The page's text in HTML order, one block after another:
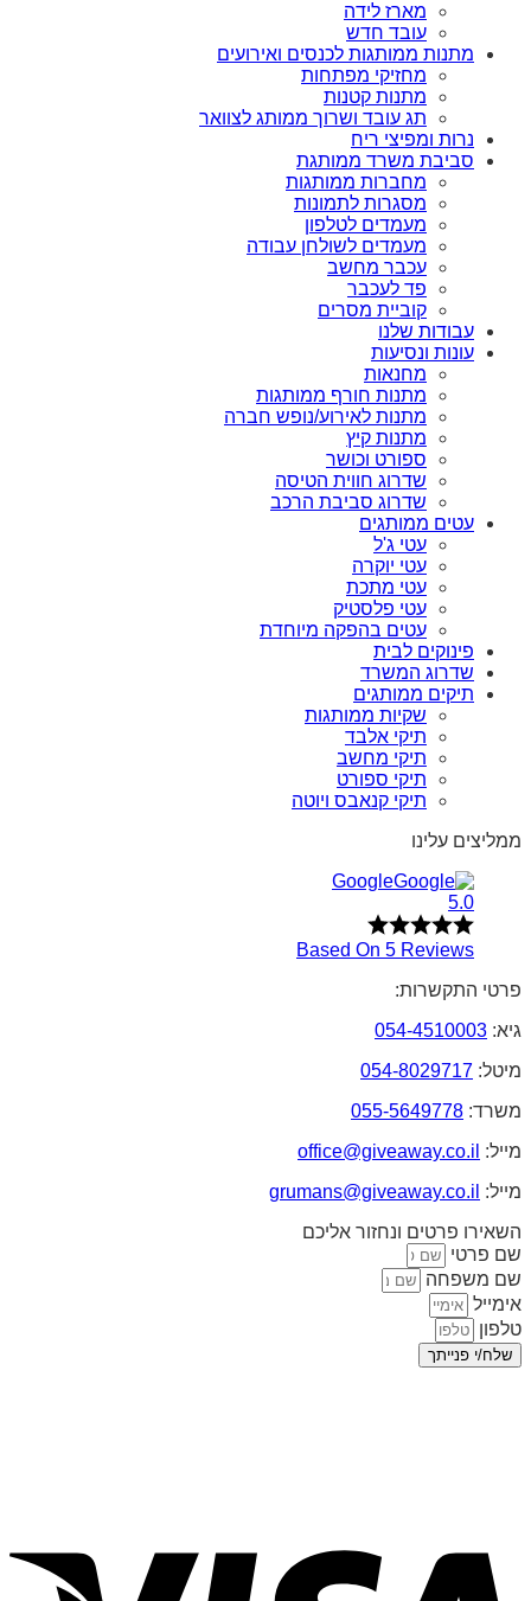
מארז לידה
עובד חדש
מתנות ממותגות לכנסים ואירועים
מחזיקי מפתחות
מתנות קטנות
תג עובד ושרוך ממותג לצוואר
נרות ומפיצי ריח
סביבת משרד ממותגת
מחברות ממותגות
מסגרות לתמונות
מעמדים לטלפון
מעמדים לשולחן עבודה
עכבר מחשב
פד לעכבר
קוביית מסרים
עבודות שלנו
עונות ונסיעות
מחנאות
מתנות חורף ממותגות
מתנות לאירוע/נופש חברה
מתנות קיץ
ספורט וכושר
שדרוג חווית הטיסה
שדרוג סביבת הרכב
עטים ממותגים
עטי ג'ל
עטי יוקרה
עטי מתכת
עטי פלסטיק
עטים בהפקה מיוחדת
פינוקים לבית
שדרוג המשרד
תיקים ממותגים
שקיות ממותגות
תיקי אלבד
תיקי מחשב
תיקי ספורט
תיקי קנאבס ויוטה
ממליצים עלינו
Google
5.0
Based On 5 Reviews
פרטי התקשרות:
גיא: 054-4510003
מיטל: 054-8029717
משרד: 055-5649778
מייל: office@giveaway.co.il
מייל: grumans@giveaway.co.il
השאירו פרטים ונחזור אליכם
שם פרטי
שם משפחה
אימייל
טלפון
שלח/י פנייתך